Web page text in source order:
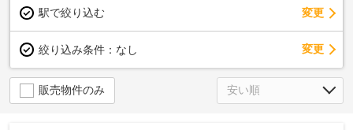
駅で絞り込む 変更
絞り込み条件： なし 変更
販売物件のみ